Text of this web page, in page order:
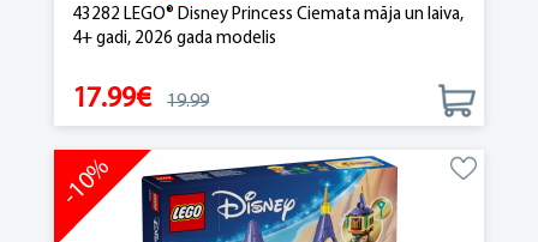
43282 LEGO® Disney Princess Ciemata māja un laiva,
4+ gadi, 2026 gada modelis
17.99€ 19.99
-10%